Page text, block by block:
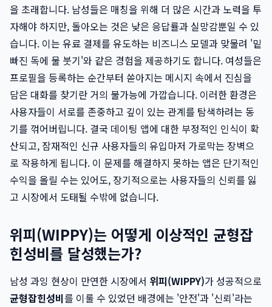
을 초래합니다. 남성들은 매칭을 위해 더 많은 시간과 노력을 투
자해야 하지만, 돌아오는 것은 낮은 응답률과 실망감뿐일 수 있
습니다. 이는 유료 결제를 유도하는 비즈니스 모델과 맞물려 '밑
빠진 독에 물 붓기'와 같은 경험을 제공하기도 합니다. 여성들은
프로필을 등록하는 순간부터 쏟아지는 메시지 속에서 진심을
담은 대화를 찾기란 거의 불가능에 가깝습니다. 이러한 환경은
사용자들이 서로를 존중하고 깊이 있는 관계를 탐색하려는 동
기를 꺾어버립니다. 결국 데이팅 앱에 대한 부정적인 인식이 확
산되고, 잠재적인 신규 사용자들의 유입마저 가로막는 장벽으
로 작용하게 됩니다. 이 문제를 해결하지 못하는 앱은 단기적인
수익을 올릴 수는 있어도, 장기적으로는 사용자들의 신뢰를 잃
고 시장에서 도태될 수밖에 없습니다.
위피(WIPPY)는 어떻게 이상적인 균형잡
힌성비를 달성했는가?
남성 과잉 현상이 만연한 시장에서 위피(WIPPY)가 성공적으로
균형잡힌성비를 이룰 수 있었던 배경에는 '안전'과 '신뢰'라는